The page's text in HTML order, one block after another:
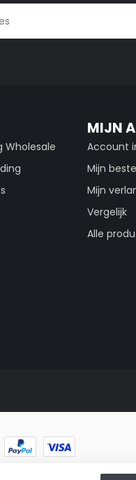
Wholesale
MIJN
Account
Mijn
Mijn
Vergelijk
Alle